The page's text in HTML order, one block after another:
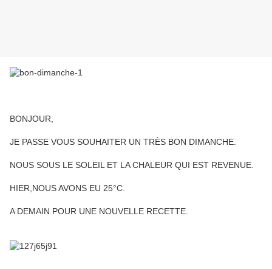
BONJOUR,
JE PASSE VOUS SOUHAITER UN TRÈS BON DIMANCHE.
NOUS SOUS LE SOLEIL ET LA CHALEUR QUI EST REVENUE.
HIER,NOUS AVONS EU 25°C.
A DEMAIN POUR UNE NOUVELLE RECETTE.